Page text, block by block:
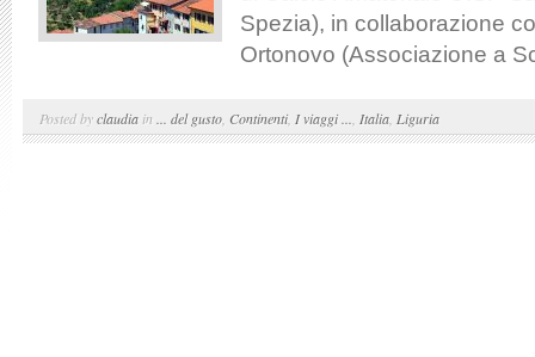
Spezia), in collaborazione
Ortonovo (Associazione a
Posted byclaudia in ... del gusto Continenti, I viaggi ... Italia Liguria